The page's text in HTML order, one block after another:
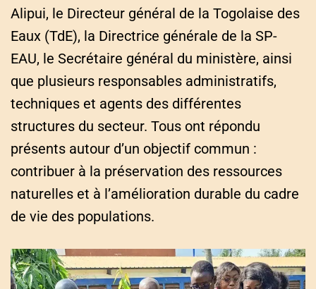
Alipui, le Directeur général de la Togolaise des
Eaux (TdE), la Directrice générale de la SP-
EAU, le Secrétaire général du ministère, ainsi
que plusieurs responsables administratifs,
techniques et agents des différentes
structures du secteur. Tous ont répondu
présents autour d’un objectif commun :
contribuer à la préservation des ressources
naturelles et à l’amélioration durable du cadre
de vie des populations.